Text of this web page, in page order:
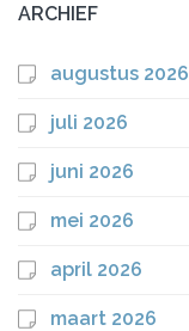
ARCHIEF
augustus 2026
juli 2026
juni 2026
mei 2026
april 2026
maart 2026